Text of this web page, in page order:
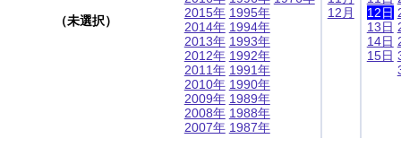
（未選択）
2015年
2014年
2013年
2012年
2011年
2010年
2009年
2008年
2007年
1995年
1994年
1993年
1992年
1991年
1990年
1989年
1988年
1987年
12月
12日
13日
14日
15日